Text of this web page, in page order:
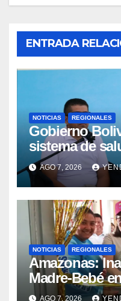
ENTRADA
NOTICIAS REGIONALES
Gobierno
sistema de
laAGO 7, 2026
NOTICIAS REGIONALES
​Amazonas:
Madre-Bebé
delAGO 7, 2026